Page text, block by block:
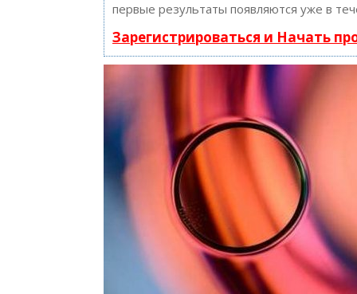
первые результаты появляются уже в
Зарегистрироваться и Начать